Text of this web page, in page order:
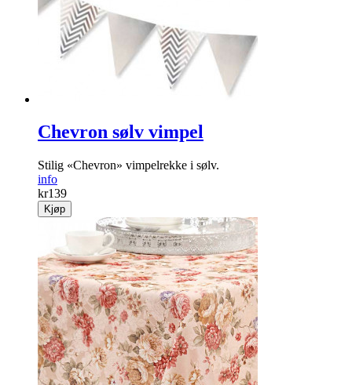
Chevron sølv vimpel
Stilig «Chevron» vimpelrekke i sølv.
info
kr139
Kjøp